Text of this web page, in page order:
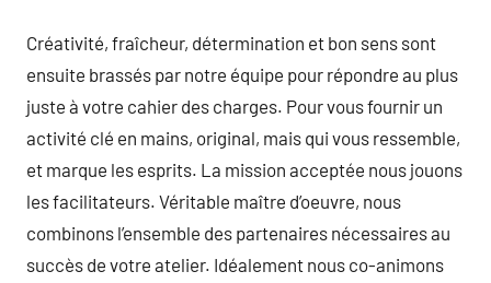
Créativité, fraîcheur, détermination et bon sens sont
ensuite brassés par notre équipe pour répondre au plus
juste à votre cahier des charges. Pour vous fournir un
activité clé en mains, original, mais qui vous ressemble,
et marque les esprits. La mission acceptée nous jouons
les facilitateurs. Véritable maître d’oeuvre, nous
combinons l’ensemble des partenaires nécessaires au
succès de votre atelier. Idéalement nous co-animons